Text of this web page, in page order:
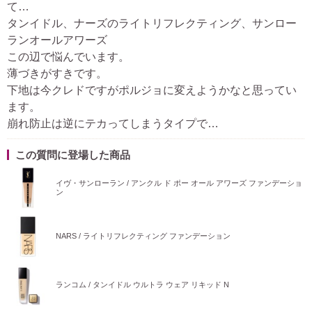
て…
タンイドル、ナーズのライトリフレクティング、サンロー
ランオールアワーズ
この辺で悩んでいます。
薄づきがすきです。
下地は今クレドですがポルジョに変えようかなと思ってい
ます。
崩れ防止は逆にテカってしまうタイプで…
この質問に登場した商品
イヴ・サンローラン / アンクル ド ポー オール アワーズ ファンデーショ
ン
NARS / ライトリフレクティング ファンデーション
ランコム / タンイドル ウルトラ ウェア リキッド N